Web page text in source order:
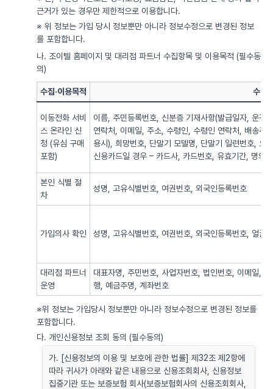
근거가 있는 경우만 제한적으로 이용합니다.
※ 위 정보는 가입 당시 정보뿐만 아니라 정보수정으로 변경된 정보
를 포함합니다.
나. 조이텔 홈페이지 및 대리점 파트너 수집항목 및 이용목적 (필수동
의)
수집·이용목적 수집·
이동전화 서비
스 온라인 신
청 (유심 구매
포함)
이름, 주민등록번호, 신분증 기재사항(발급일자, 운전
연락처, 이메일, 주소, 수령인, 수령인 연락처, 배송주
용시), 희망번호, 단말기 모델명, 단말기 일련번호, 요
신용카드일 경우 – 카드사, 카드번호, 유효기간, 명의
본인 식별 절
차
성명, 고유식별번호, 여권번호, 외국인등록번호
가입의사 확인 성명, 고유식별번호, 여권번호, 외국인등록번호, 얼굴
대리점 파트너
운영
대표자명, 주민번호, 사업자번호, 법인번호, 이메일,
행, 예금주명, 계좌번호
※위 정보는 가입당시 정보뿐만 아니라 정보수정으로 변경된 정보를
포함합니다.
다. 개인신용정보 조회 동의 (필수동의)
가. [신용정보의 이용 및 보호에 관한 법률] 제32조 제2항에
따라 귀사가 아래와 같은 내용으로 신용조회회사, 신용정보
집중기관 또는 보증보험 회사(보증보험회사의 신용조회회사,